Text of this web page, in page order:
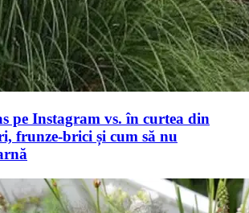
pe Instagram vs. în curtea din
frunze-brici și cum să nu